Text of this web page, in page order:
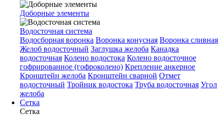
Доборные элементы
Водосточная система
Водосборная воронка Воронка конусная Воронка сливная
Желоб водосточный Заглушка желоба Канадка
водосточная Колено водостока Колено водосточное
гофрированное (гофроколено) Крепление анкерное
Кронштейн желоба Кронштейн сварной Отмет
водосточный Тройник водостока Труба водосточная Угол
желоба
Сетка
Сетка